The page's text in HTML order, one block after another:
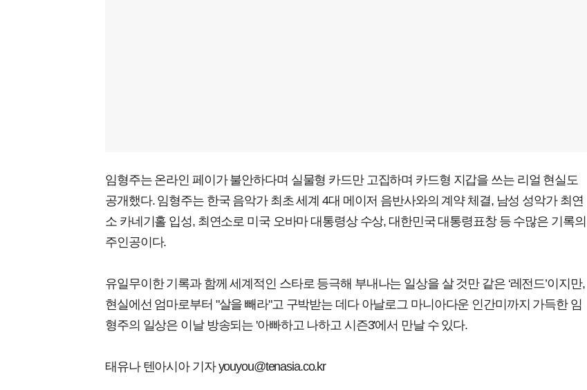
임형주는 온라인 페이가 불안하다며 실물형 카드만 고집하며 카드형 지갑을 쓰는 리얼 현실도
공개했다. 임형주는 한국 음악가 최초 세계 4대 메이저 음반사와의 계약 체결, 남성 성악가 최연
소 카네기홀 입성, 최연소로 미국 오바마 대통령상 수상, 대한민국 대통령표창 등 수많은 기록의
주인공이다.
유일무이한 기록과 함께 세계적인 스타로 등극해 부내나는 일상을 살 것만 같은 ‘레전드’이지만,
현실에선 엄마로부터 "살을 빼라"고 구박받는 데다 아날로그 마니아다운 인간미까지 가득한 임
형주의 일상은 이날 방송되는 '아빠하고 나하고 시즌3'에서 만날 수 있다.
태유나 텐아시아 기자 youyou@tenasia.co.kr